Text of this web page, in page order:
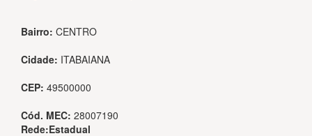
Bairro: CENTRO
Cidade: ITABAIANA
CEP: 49500000
Cód. MEC: 28007190
Rede:Estadual